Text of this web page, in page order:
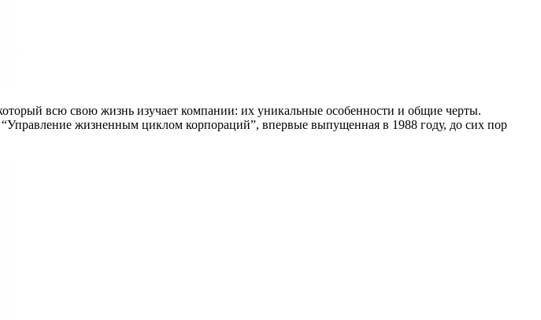
всю свою жизнь изучает компании: их уникальные особенности и общие черты.
жизненным циклом корпораций”, впервые выпущенная в 1988 году, до сих пор